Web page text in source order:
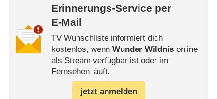
Erinnerungs-Service per
E-Mail
TV Wunschliste informiert dich
kostenlos, wenn Wunder Wildnisonline
als Stream verfügbar ist oder im
Fernsehen läuft.
jetzt anmelden